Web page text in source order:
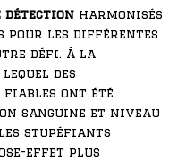
détection harmonisés
pour les différentes
défi. À la
des
ont été
sanguine et niveau
stupéfiants
effet plus